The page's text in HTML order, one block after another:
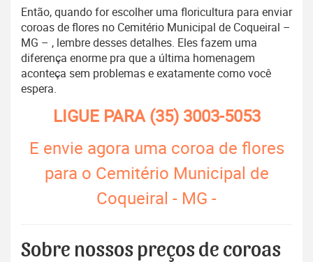
Então, quando for escolher uma floricultura para enviar
coroas de flores no Cemitério Municipal de Coqueiral –
MG – , lembre desses detalhes. Eles fazem uma
diferença enorme pra que a última homenagem
aconteça sem problemas e exatamente como você
espera.
LIGUE PARA(35) 3003-5053
E envie agora uma coroa de flores
para o Cemitério Municipal de
Coqueiral - MG -
Sobre nossos preços de coroas